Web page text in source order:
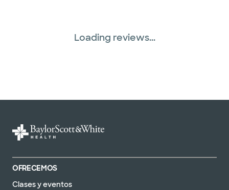
Loading reviews...
OFRECEMOS
Clases y eventos